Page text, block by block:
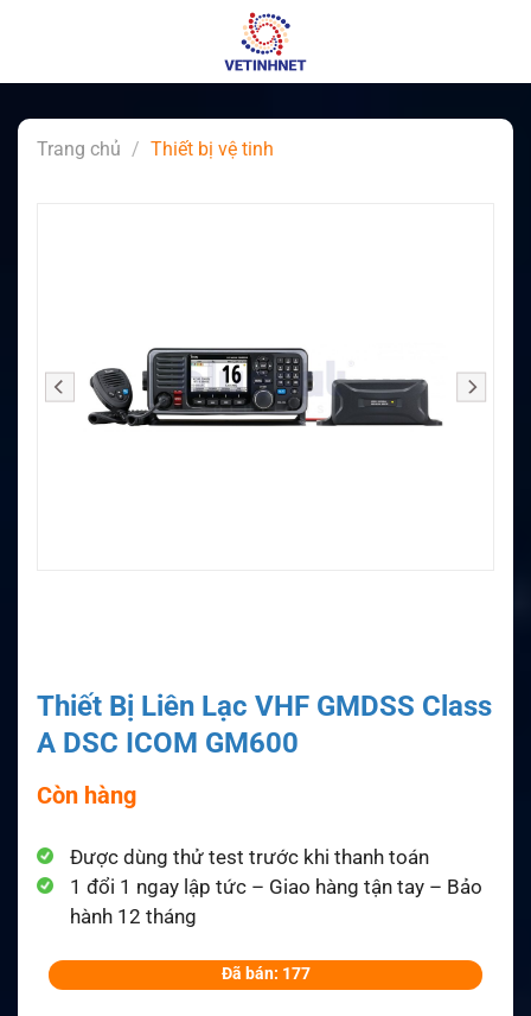
Trang chủ / Thiết bị vệ tinh
Thiết Bị Liên Lạc VHF GMDSS Class
A DSC ICOM GM600
Còn hàng
Được dùng thử test trước khi thanh toán
1 đổi 1 ngay lập tức – Giao hàng tận tay – Bảo
hành 12 tháng
Đã bán: 177